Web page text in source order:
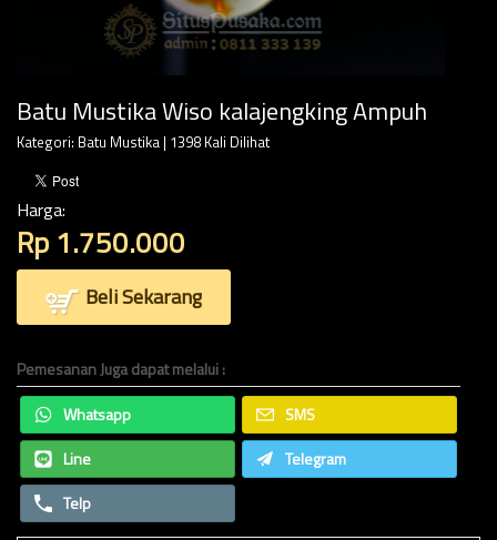
Batu Mustika Wiso kalajengking Ampuh
Kategori: Batu Mustika | 1398 Kali Dilihat
Harga:
Rp 1.750.000
Beli Sekarang
Pemesanan Juga dapat melalui :
Whatsapp
SMS
Line
Telegram
Telp